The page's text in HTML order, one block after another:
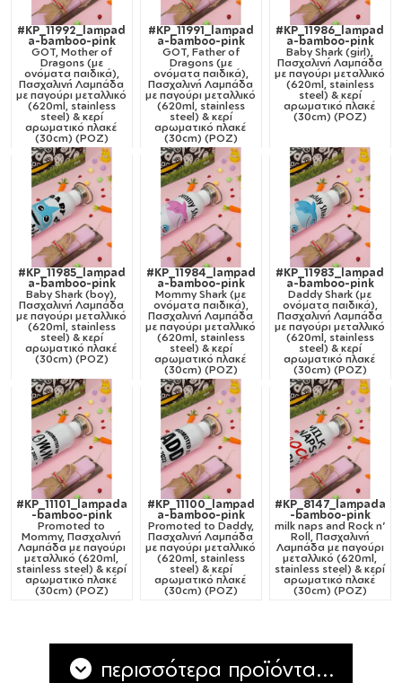
#KP_11992_lampad
a-bamboo-pink
GOT, Mother of
Dragons (με
ονόματα παιδικά),
Πασχαλινή Λαμπάδα
με παγούρι μεταλλικό
(620ml, stainless
steel) & κερί
αρωματικό πλακέ
(30cm) (ΡΟΖ)
#KP_11991_lampad
a-bamboo-pink
GOT, Father of
Dragons (με
ονόματα παιδικά),
Πασχαλινή Λαμπάδα
με παγούρι μεταλλικό
(620ml, stainless
steel) & κερί
αρωματικό πλακέ
(30cm) (ΡΟΖ)
#KP_11986_lampad
a-bamboo-pink
Baby Shark (girl),
Πασχαλινή Λαμπάδα
με παγούρι μεταλλικό
(620ml, stainless
steel) & κερί
αρωματικό πλακέ
(30cm) (ΡΟΖ)
#KP_11985_lampad
a-bamboo-pink
Baby Shark (boy),
Πασχαλινή Λαμπάδα
με παγούρι μεταλλικό
(620ml, stainless
steel) & κερί
αρωματικό πλακέ
(30cm) (ΡΟΖ)
#KP_11984_lampad
a-bamboo-pink
Mommy Shark (με
ονόματα παιδικά),
Πασχαλινή Λαμπάδα
με παγούρι μεταλλικό
(620ml, stainless
steel) & κερί
αρωματικό πλακέ
(30cm) (ΡΟΖ)
#KP_11983_lampad
a-bamboo-pink
Daddy Shark (με
ονόματα παιδικά),
Πασχαλινή Λαμπάδα
με παγούρι μεταλλικό
(620ml, stainless
steel) & κερί
αρωματικό πλακέ
(30cm) (ΡΟΖ)
#KP_11101_lampada
-bamboo-pink
Promoted to
Mommy, Πασχαλινή
Λαμπάδα με παγούρι
μεταλλικό (620ml,
stainless steel) & κερί
αρωματικό πλακέ
(30cm) (ΡΟΖ)
#KP_11100_lampad
a-bamboo-pink
Promoted to Daddy,
Πασχαλινή Λαμπάδα
με παγούρι μεταλλικό
(620ml, stainless
steel) & κερί
αρωματικό πλακέ
(30cm) (ΡΟΖ)
#KP_8147_lampada
-bamboo-pink
milk naps and Rock n'
Roll, Πασχαλινή
Λαμπάδα με παγούρι
μεταλλικό (620ml,
stainless steel) & κερί
αρωματικό πλακέ
(30cm) (ΡΟΖ)
περισσότερα προϊόντα...